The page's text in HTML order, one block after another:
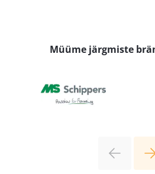
Müüme järgmiste